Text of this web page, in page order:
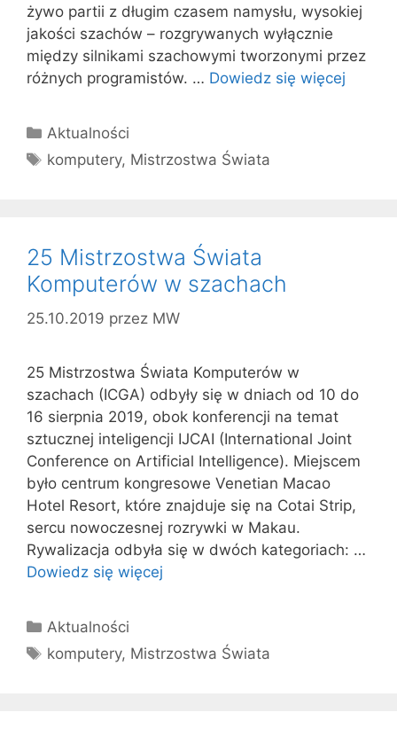
żywo partii z długim czasem namysłu, wysokiej
jakości szachów – rozgrywanych wyłącznie
między silnikami szachowymi tworzonymi przez
różnych programistów. … Dowiedz się więcej
Kategorie
Aktualności
Tagi
komputery, Mistrzostwa Świata
25 Mistrzostwa Świata
Komputerów w szachach
25.10.2019 przez MW
25 Mistrzostwa Świata Komputerów w
szachach (ICGA) odbyły się w dniach od 10 do
16 sierpnia 2019, obok konferencji na temat
sztucznej inteligencji IJCAI (International Joint
Conference on Artificial Intelligence). Miejscem
było centrum kongresowe Venetian Macao
Hotel Resort, które znajduje się na Cotai Strip,
sercu nowoczesnej rozrywki w Makau.
Rywalizacja odbyła się w dwóch kategoriach: …
Dowiedz się więcej
Kategorie
Aktualności
Tagi
komputery, Mistrzostwa Świata